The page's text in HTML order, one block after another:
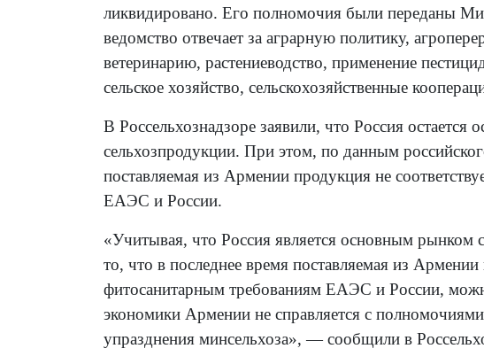
ликвидировано. Его полномочия были переданы
ведомство отвечает за аграрную политику,
ветеринарию, растениеводство, применение
сельское хозяйство, сельскохозяйственные
В Россельхознадзоре заявили, что Россия
сельхозпродукции. При этом, по данным
поставляемая из Армении продукция не
ЕАЭС и России.
«Учитывая, что Россия является основным рынком
то, что в последнее время поставляемая из Армении
фитосанитарным требованиям ЕАЭС и России,
экономики Армении не справляется с
упразднения минсельхоза», — сообщили в